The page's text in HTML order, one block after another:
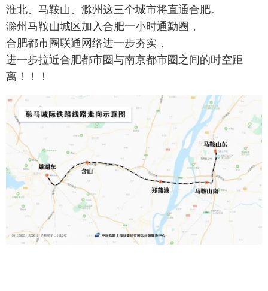
淮北、马鞍山、滁州这三个城市将直通合肥。
滁州马鞍山城区加入合肥一小时通勤圈，
合肥都市圈联通网络进一步夯实，
进一步拉近合肥都市圈与南京都市圈之间的时空距
离！！！